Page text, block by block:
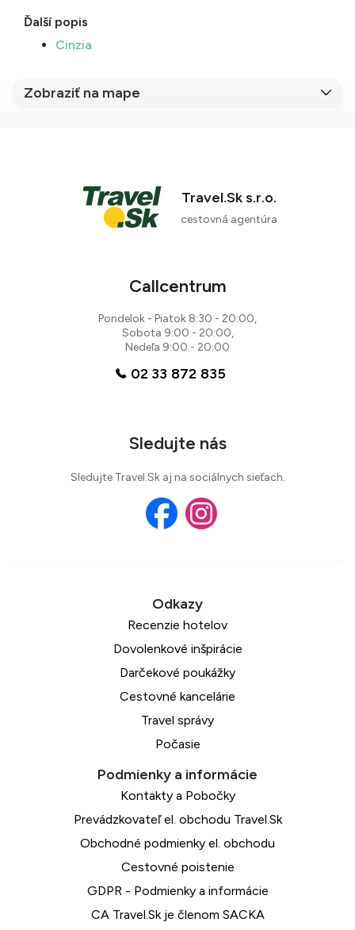
Ďalší popis
Cinzia
Zobraziť na mape
Travel.Sk s.r.o.
cestovná agentúra
Callcentrum
Pondelok - Piatok 8:30 - 20:00,
Sobota 9:00 - 20:00,
Nedeľa 9:00 - 20:00
02 33 872 835
Sledujte nás
Sledujte Travel.Sk aj na sociálnych sieťach.
Recenzie hotelov
Dovolenkové inšpirácie
Darčekové poukážky
Cestovné kancelárie
Travel správy
Počasie
Kontakty a Pobočky
Prevádzkovateľ el. obchodu Travel.Sk
Obchodné podmienky el. obchodu
Cestovné poistenie
GDPR - Podmienky a informácie
CA Travel.Sk je členom SACKA